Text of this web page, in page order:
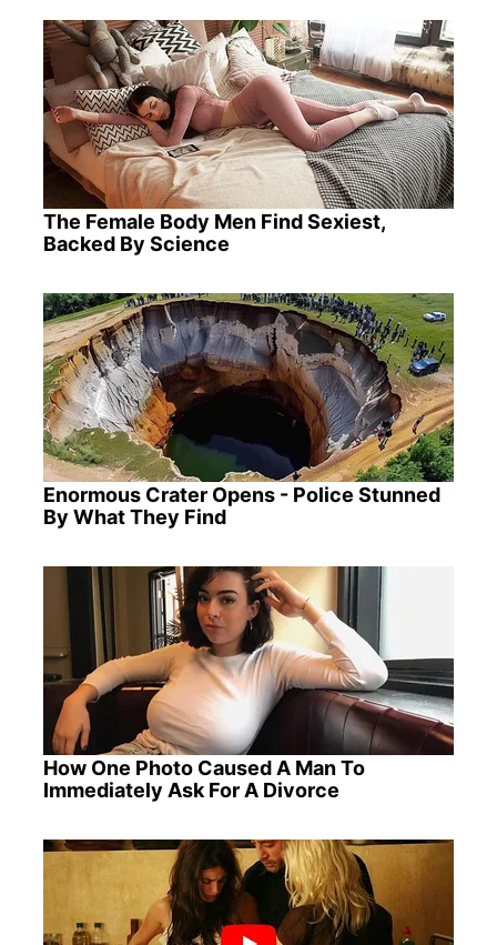
The Female Body Men Find Sexiest,
Backed By Science
Enormous Crater Opens - Police Stunned
By What They Find
How One Photo Caused A Man To
Immediately Ask For A Divorce